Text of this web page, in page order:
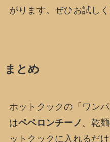
がります。ぜひお試し
まとめ
ホットクックの「ワン
はペペロンチーノ 。乾
ットクックに入れるだ